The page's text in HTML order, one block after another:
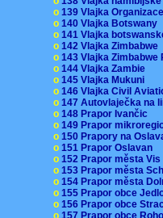
o 139 Vlajka
o 140 Vlajka Botswany
o 141 Vlajka
o 142 Vlajka Zimbabwe
o 143 Vlajka
o 144 Vlajka Zambie
o 145 Vlajka Mukuni
o 146 Vlajka Civil
o 147 Autovlaječka na
o 148 Prapor Ivančic
o 149 Prapor
o 150 Prapory na
o 151 Prapor Oslavan
o 152 Prapor města Vis
o 153 Prapor města
o 154 Prapor města
o 155 Prapor obce
o 156 Prapor obce
o 157 Prapor obce